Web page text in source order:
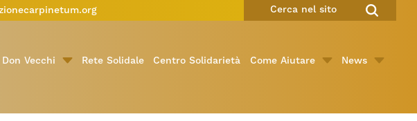
Vecchi Rete Solidale Centro Solidarietà Come Aiutare News